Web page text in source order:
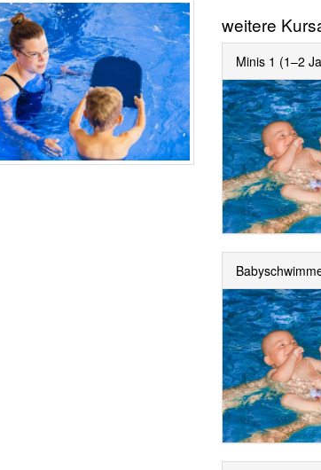
weitere
Minis 1 (1–2